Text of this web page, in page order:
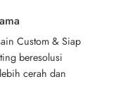
Custom & Siap
beresolusi
cerah dan